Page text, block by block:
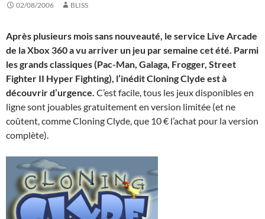
02/08/2006 BLISS
Après plusieurs mois sans nouveauté, le service Live Arcade
de la Xbox 360 a vu arriver un jeu par semaine cet été. Parmi
les grands classiques (Pac-Man, Galaga, Frogger, Street
Fighter II Hyper Fighting), l’inédit Cloning Clyde est à
découvrir d’urgence. C’est facile, tous les jeux disponibles en
ligne sont jouables gratuitement en version limitée (et ne
coûtent, comme Cloning Clyde, que 10 € l’achat pour la version
complète).